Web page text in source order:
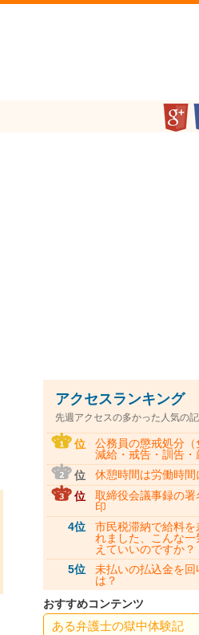
アクセスランキング
先週アクセスの多かった人気の
位
公務員の懲戒処分（
減給・戒告・訓告・
位
休憩時間は労働時間
位
取締役会議事録の署
印
4位
市民税滞納で給料を
れました、こんな一
えていいのですか？
5位
未払いの払込金を回
は？
おすすめコンテンツ
ある弁護士の獄中体験記